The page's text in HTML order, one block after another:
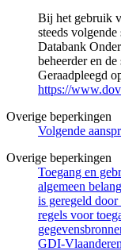
Bij het gebruik
steeds
Databank
beheerder en
Geraadpleegd
https://
Overige beperkingen
Volgende
Overige beperkingen
Toegang en
algemeen
is geregeld
regels voor
GDI-